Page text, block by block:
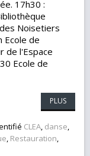
17h30 :
Noisetiers
Ecole de
de l'Espace
Ecole de
PLUS
CLEA, danse,
, Restauration,